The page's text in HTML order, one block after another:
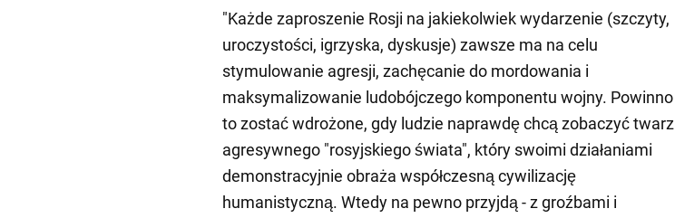
"Każde zaproszenie Rosji na jakiekolwiek wydarzenie (szczyty,
uroczystości, igrzyska, dyskusje) zawsze ma na celu
stymulowanie agresji, zachęcanie do mordowania i
maksymalizowanie ludobójczego komponentu wojny. Powinno
to zostać wdrożone, gdy ludzie naprawdę chcą zobaczyć twarz
agresywnego "rosyjskiego świata", który swoimi działaniami
demonstracyjnie obraża współczesną cywilizację
humanistyczną. Wtedy na pewno przyjdą - z groźbami i